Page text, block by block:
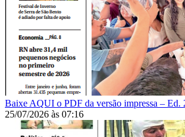
Baixe AQUI o PDF da versão impressa – Ed.
25/07/2026 às 07:16